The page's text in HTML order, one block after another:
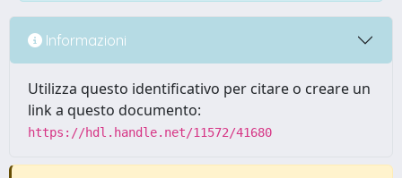
Informazioni
Utilizza questo identificativo per citare o creare un
link a questo documento:
https://hdl.handle.net/11572/41680